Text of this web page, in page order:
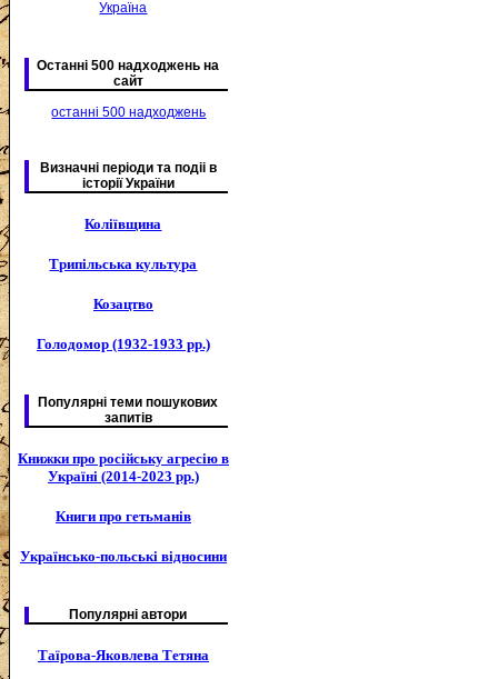
Україна
Останні 500 надходжень на
сайт
останні 500 надходжень
Визначні періоди та подіі в
історії України
Коліївщина
Трипільська культура
Козацтво
Голодомор (1932-1933 рр.)
Популярні теми пошукових
запитів
Книжки про російську агресію в
Україні (2014-2023 рр.)
Книги про гетьманів
Українсько-польські відносини
Популярні автори
Таїрова-Яковлева Тетяна